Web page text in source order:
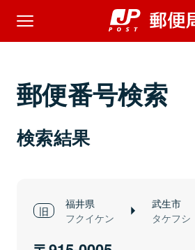
郵便番号検索
検索結果
福井県
フクイケン
武生市
タケフシ